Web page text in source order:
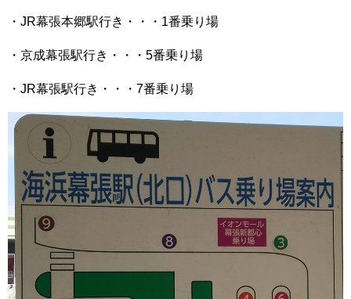
・JR幕張本郷駅行き・・・1番乗り場
・京成幕張駅行き・・・5番乗り場
・JR幕張駅行き・・・7番乗り場